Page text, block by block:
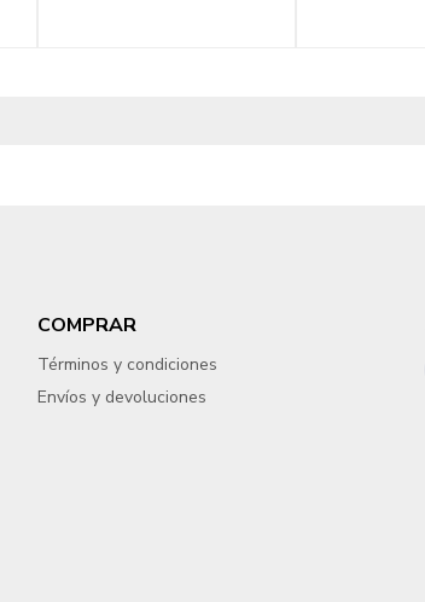
COMPRAR
Términos y condiciones
Envíos y devoluciones